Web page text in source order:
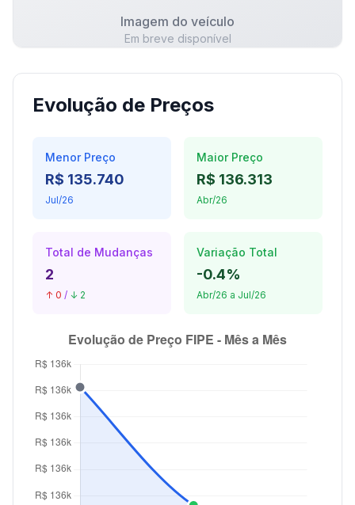
Imagem do veículo
Em breve disponível
Evolução de Preços
Menor Preço
R$ 135.740
Jul/26
Maior Preço
R$ 136.313
Abr/26
Total de Mudanças
2
↑ 0 / ↓ 2
Variação Total
-0.4%
Abr/26 a Jul/26